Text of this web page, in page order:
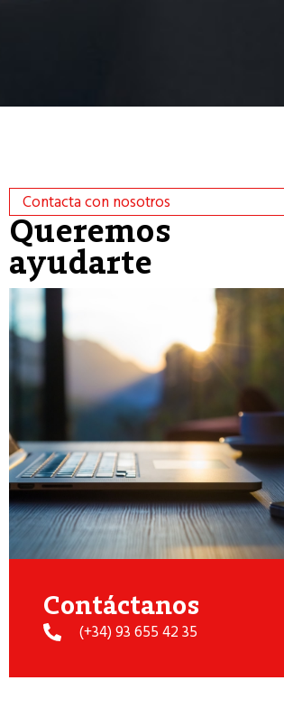
Contacta con nosotros
Queremos
ayudarte
Contáctanos
(+34) 93 655 42 35